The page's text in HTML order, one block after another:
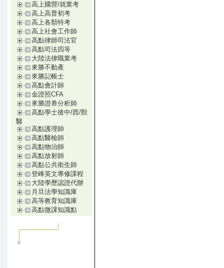
高上國營/就業考
高上高普初考
高上各類特考
高上社會工作師
高點律師司法官
高點司法四等
大陸法律職業考
來勝不動產
來勝記帳士
高點會計師
金證照CFA
來勝證券分析師
高點學士後中/西/獸
醫
高點護理師
高點醫檢師
高點物治師
高點放射師
高點公共衛生師
登峰英文專修課程
大陸學歷認證代辦
月旦法學知識庫
高等教育知識庫
高點微課知識點